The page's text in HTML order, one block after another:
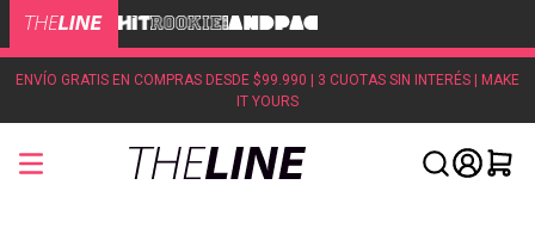
ENVÍO GRATIS EN COMPRAS DESDE $99.990 | 3 CUOTAS SIN INTERÉS | MAKE
IT YOURS